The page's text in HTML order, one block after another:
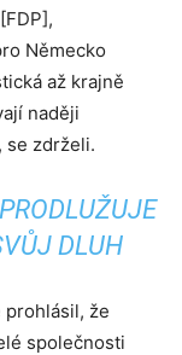
Německo
až krajně
naději
se zdrželi.
DLUH
prohlásil, že
společnosti